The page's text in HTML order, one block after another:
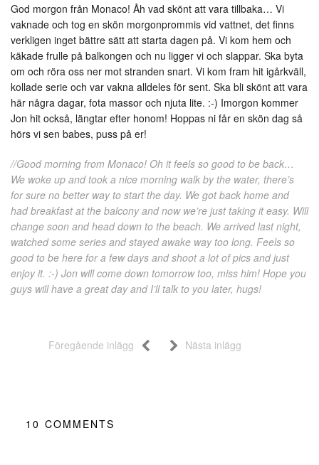
God morgon från Monaco! Åh vad skönt att vara tillbaka… Vi
vaknade och tog en skön morgonprommis vid vattnet, det finns
verkligen inget bättre sätt att starta dagen på. Vi kom hem och
käkade frulle på balkongen och nu ligger vi och slappar. Ska byta
om och röra oss ner mot stranden snart. Vi kom fram hit igårkväll,
kollade serie och var vakna alldeles för sent. Ska bli skönt att vara
här några dagar, fota massor och njuta lite. :-) Imorgon kommer
Jon hit också, längtar efter honom! Hoppas ni får en skön dag så
hörs vi sen babes, puss på er!
//Good morning from Monaco! Oh it feels so good to be back…
We woke up and took a nice morning walk by the water, there’s
for sure no better way to start the day. We got back home and
had breakfast at the balcony and now we’re just taking it easy. Will
change soon and head down to the beach. We arrived last night,
watched some series and stayed awake way too long. Feels so
good to be here for a few days and shoot a lot of pics and just
enjoy it. :-) Jon will come down tomorrow too, miss him! Hope you
guys will have a great day and I’ll talk to you later, hugs!
Föregående inlägg Nästa inlägg
10 COMMENTS